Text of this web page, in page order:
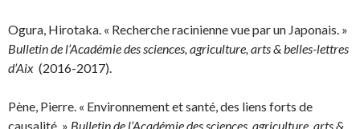
Ogura, Hirotaka. « Recherche racinienne vue par un Japonais. »
Bulletin de l’Académie des sciences, agriculture, arts & belles-lettres
d’Aix (2016-2017).
Pène, Pierre. « Environnement et santé, des liens forts de
causalité. » Bulletin de l’Académie des sciences, agriculture, arts &